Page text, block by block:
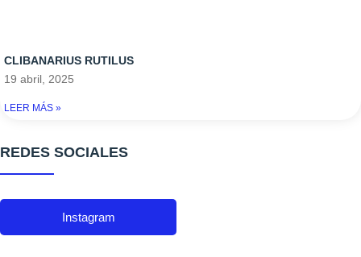
CLIBANARIUS RUTILUS
19 abril, 2025
LEER MÁS »
REDES SOCIALES
Instagram